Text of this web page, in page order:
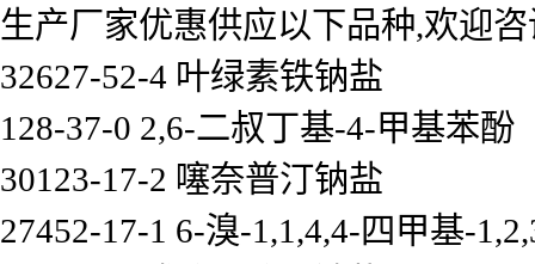
生产厂家优惠供应以下品种,欢迎
32627-52-4 叶绿素铁钠盐
128-37-0 2,6-二叔丁基-4-甲基苯酚
30123-17-2 噻奈普汀钠盐
27452-17-1 6-溴-1,1,4,4-四甲基-